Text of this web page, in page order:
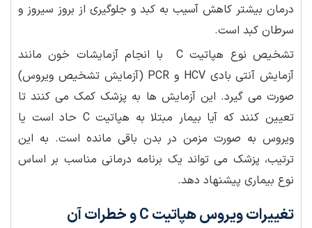
درمان بیشتر کاهش آسیب به کبد و جلوگیری از بروز سیروز و
سرطان کبد است.
تشخیص نوع هپاتیت C با انجام آزمایشات خون مانند
آزمایش آنتی بادی HCV و PCR (آزمایش تشخیص ویروس)
صورت می گیرد. این آزمایش ها به پزشک کمک می کنند تا
تعیین کنند که آیا بیمار مبتلا به هپاتیت C حاد است یا
ویروس به صورت مزمن در بدن باقی مانده است. به این
ترتیب، پزشک می تواند یک برنامه درمانی مناسب بر اساس
نوع بیماری پیشنهاد دهد.
تغییرات ویروس هپاتیت C و خطرات آن